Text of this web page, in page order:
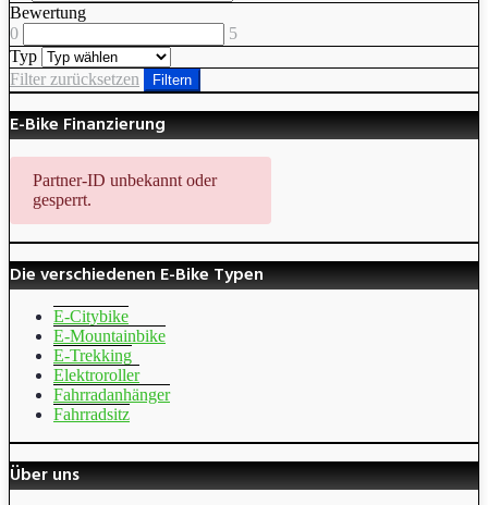
Bewertung
0
5
Typ
Filter zurücksetzen
Filtern
E-Bike Finanzierung
Partner-ID unbekannt oder
gesperrt.
Die verschiedenen E-Bike Typen
E-Citybike
E-Mountainbike
E-Trekking
Elektroroller
Fahrradanhänger
Fahrradsitz
Über uns